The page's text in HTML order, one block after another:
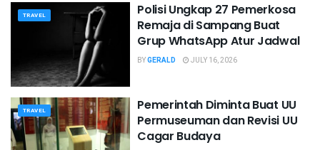
TRAVEL
Polisi Ungkap 27 Pemerkosa
Remaja di Sampang Buat
Grup WhatsApp Atur Jadwal
BYGERALD JULY 16, 2026
TRAVEL
Pemerintah Diminta Buat UU
Permuseuman dan Revisi UU
Cagar Budaya